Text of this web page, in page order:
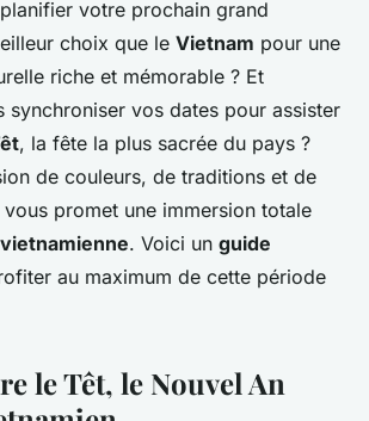
totale lors du
Tet au Vietnam?
•7 min de lecture
votre prochain grand
choix que le Vietnam pour une
riche et mémorable ? Et
synchroniser vos dates pour assister
, la fête la plus sacrée du pays ?
de couleurs, de traditions et de
promet une immersion totale
. Voici un guide
au maximum de cette période
le Têt, le Nouvel An